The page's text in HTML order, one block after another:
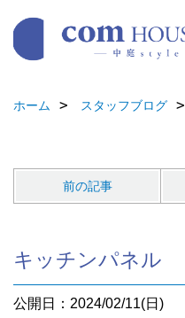
ホーム スタッフブログ
前の記事
キッチンパネル
公開日：2024/02/11(日)